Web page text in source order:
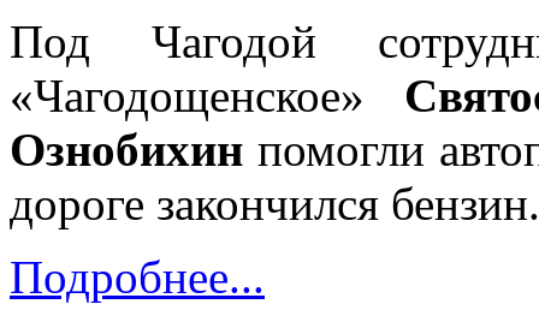
Под Чагодой
«Чагодощенское»
Ознобихин помогли
дороге закончился бензин.
Подробнее...